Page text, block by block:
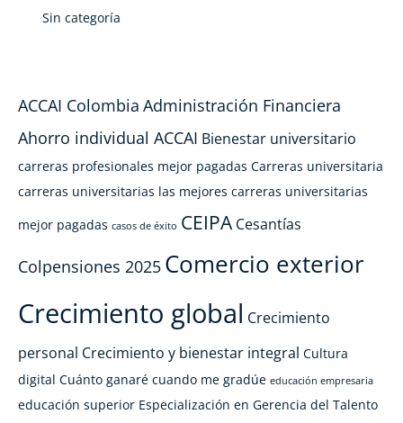
Sin categoría
ACCAI Colombia Administración Financiera
Ahorro individual ACCAI Bienestar universitario
carreras profesionales mejor pagadas Carreras universitaria
carreras universitarias las mejores carreras universitarias
mejor pagadas casos de éxito CEIPA Cesantías
Colpensiones 2025 Comercio exterior
Crecimiento global Crecimiento
personal Crecimiento y bienestar integral Cultura
digital Cuánto ganaré cuando me gradúe educación empresaria
educación superior Especialización en Gerencia del Talento